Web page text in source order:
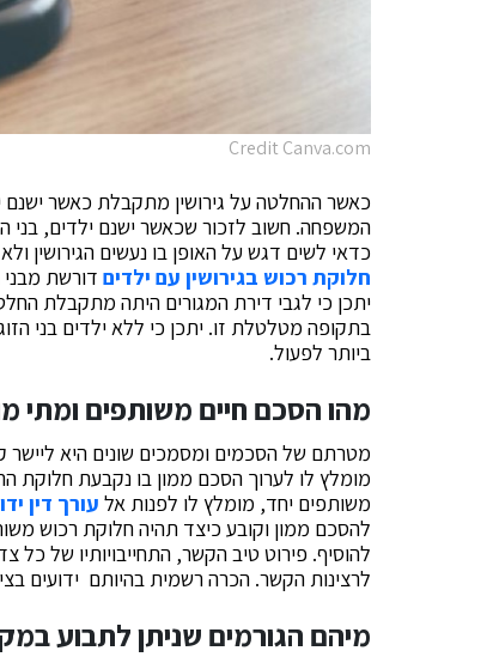
Credit Canva.com
כאשר ההחלטה על גירושין מתקבלת כאשר ישנם
המשפחה. חשוב לזכור שכאשר ישנם ילדים, בני
כדאי לשים דגש על האופן בו נעשים הגירושין
חלוקת רכוש בגירושין עם ילדים דורשת
יתכן כי לגבי דירת המגורים היתה מתקבלת
בתקופה מטלטלת זו. יתכן כי ללא ילדים בני
ביותר לפעול.
מהו הסכם חיים משותפים ומתי
מטרתם של הסכמים ומסמכים שונים היא ליישר
מומלץ לו לערוך הסכם ממון בו נקבעת חלוקת
משותפים יחד, מומלץ לו לפנות אל עורך דין
להסכם ממון וקובע כיצד תהיה חלוקת רכוש
להוסיף. פירוט טיב הקשר, התחייבויותיו של
לרצינות הקשר. הכרה רשמית בהיותם ידועים
מיהם הגורמים שניתן לתבוע